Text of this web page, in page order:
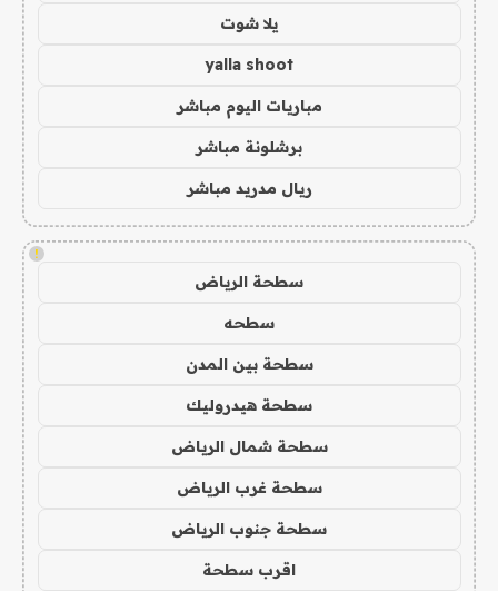
يلا شوت
yalla shoot
مباريات اليوم مباشر
برشلونة مباشر
ريال مدريد مباشر
!
سطحة الرياض
سطحه
سطحة بين المدن
سطحة هيدروليك
سطحة شمال الرياض
سطحة غرب الرياض
سطحة جنوب الرياض
اقرب سطحة